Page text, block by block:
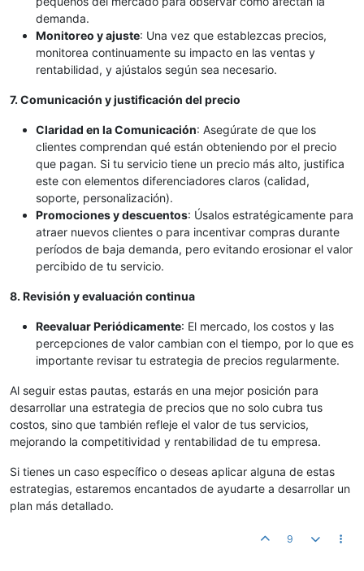
demanda.
Monitoreo y ajuste: Una vez que establezcas precios,
monitorea continuamente su impacto en las ventas y
rentabilidad, y ajústalos según sea necesario.
7. Comunicación y justificación del precio
Claridad en la Comunicación: Asegúrate de que los
clientes comprendan qué están obteniendo por el precio
que pagan. Si tu servicio tiene un precio más alto, justifica
este con elementos diferenciadores claros (calidad,
soporte, personalización).
Promociones y descuentos: Úsalos estratégicamente para
atraer nuevos clientes o para incentivar compras durante
períodos de baja demanda, pero evitando erosionar el valor
percibido de tu servicio.
8. Revisión y evaluación continua
Reevaluar Periódicamente: El mercado, los costos y las
percepciones de valor cambian con el tiempo, por lo que es
importante revisar tu estrategia de precios regularmente.
Al seguir estas pautas, estarás en una mejor posición para
desarrollar una estrategia de precios que no solo cubra tus
costos, sino que también refleje el valor de tus servicios,
mejorando la competitividad y rentabilidad de tu empresa.
Si tienes un caso específico o deseas aplicar alguna de estas
estrategias, estaremos encantados de ayudarte a desarrollar un
plan más detallado.
9